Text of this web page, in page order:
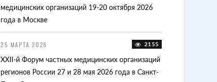
медицинских организаций 19-20 октября 2026
года в Москве
25 МАРТА 2026 2155
XXII-й Форум частных медицинских организаций
регионов России 27 и 28 мая 2026 года в Санкт-